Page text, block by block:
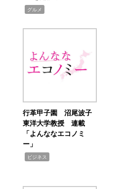
グルメ
行革甲子園 沼尾波子
東洋大学教授 連載
「よんななエコノミ
ー」
ビジネス